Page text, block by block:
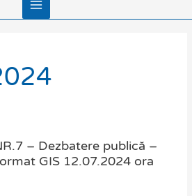
– Dezbatere publică –
GIS 12.07.2024 ora